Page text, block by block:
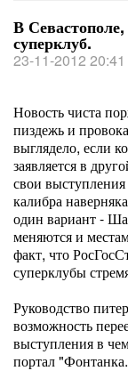
В
суперклуб.
23-11-2012 20:41
Новость чиста
пиздежь и
выглядело, если
заявляется в
свои
калибра
один вариант -
меняются и
факт, что
суперклубы
Руководство
возможность
выступления в
портал